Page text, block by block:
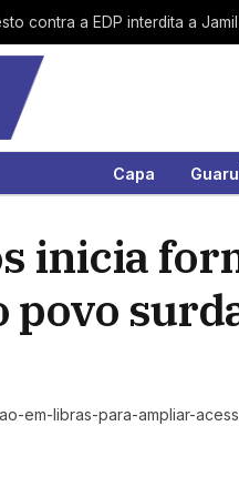
Capa
inicia
povo